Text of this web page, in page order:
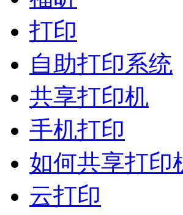
打印
自助打印系统
共享打印机
手机打印
如何共享打印
云打印